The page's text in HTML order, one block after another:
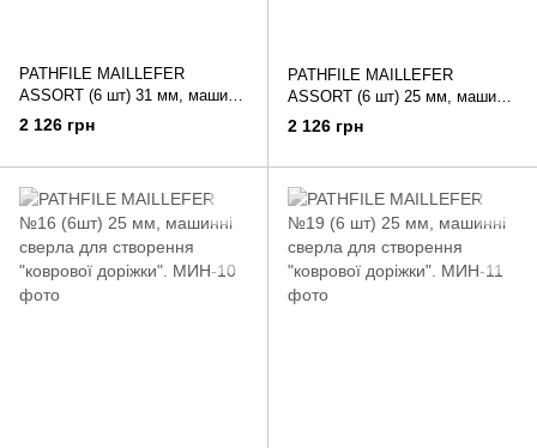
PATHFILE MAILLEFER
ASSORT (6 шт) 31 мм, машинні
свердла для створення
"коврової доріжки".
2 126 грн
PATHFILE MAILLEFER
ASSORT (6 шт) 25 мм, машинні
свердла для створення
"коврової доріжки".
2 126 грн